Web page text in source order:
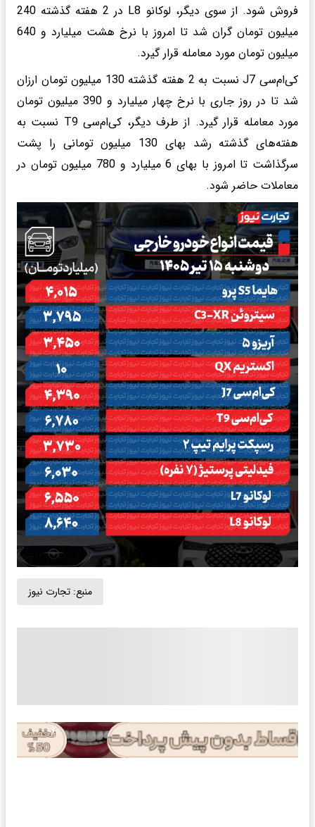
فروش شود. از سوی دیگر، لوکانو L8 در 2 هفته گذشته 240
میلیون تومان گران شد تا امروز با نرخ هشت میلیارد و 640
میلیون تومان مورد معامله قرار گیرد.
کی‌ام‌سی J7 نسبت به 2 هفته گذشته 130 میلیون تومان ارزان
شد تا در روز جاری با نرخ چهار میلیارد و 390 میلیون تومان
مورد معامله قرار گیرد. از طرف دیگر، کی‌ام‌سی T9 نسبت به
هفته‌های گذشته رشد بهای 130 میلیون تومانی را پشت
سرگذاشت تا امروز با بهای 6 میلیارد و 780 میلیون تومان در
معاملات حاضر شود.
منبع: تجارت نیوز